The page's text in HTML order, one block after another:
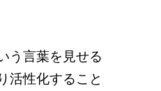
う言葉を見せる
活性化すること